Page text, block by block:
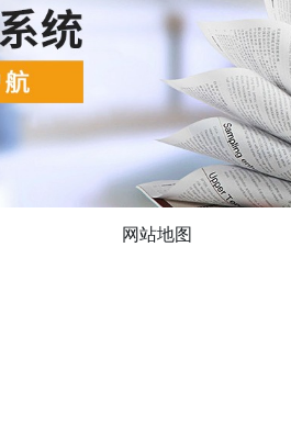
网站地图